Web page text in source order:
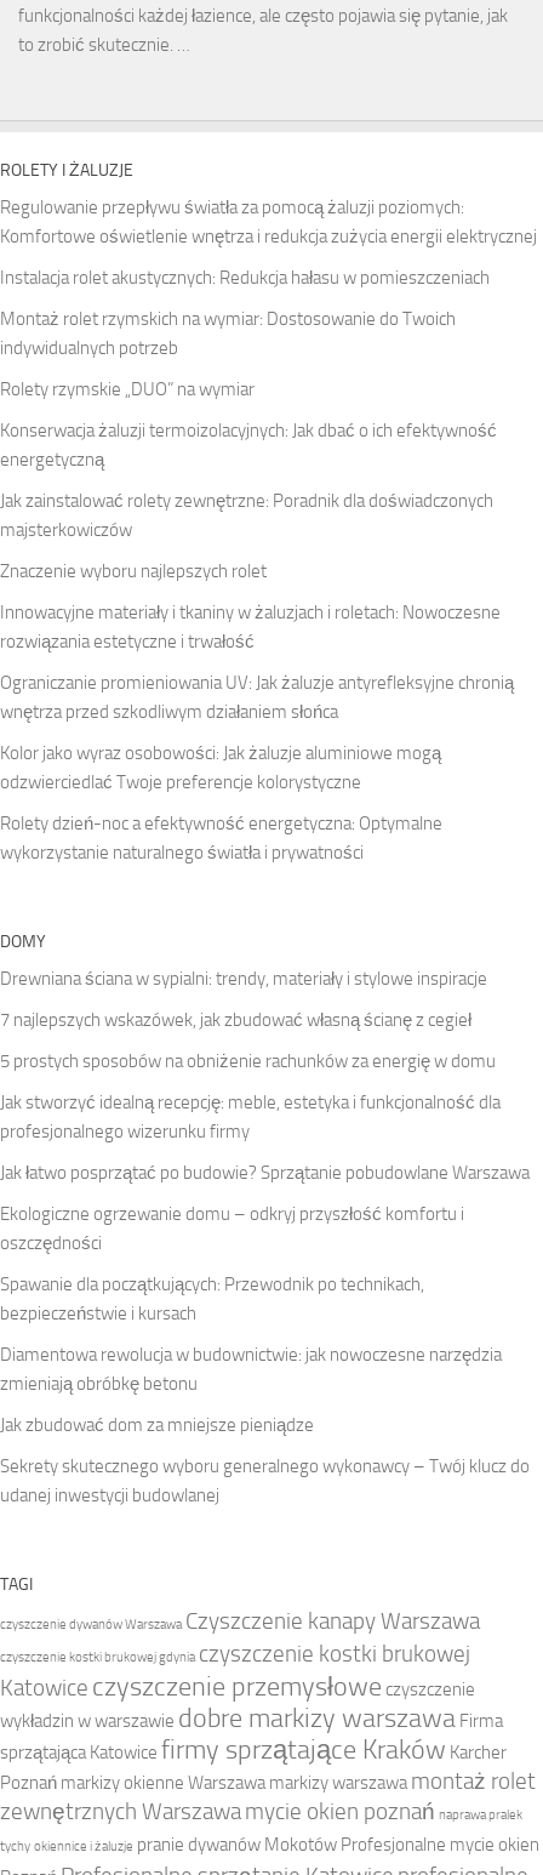
funkcjonalności każdej łazience, ale często pojawia się pytanie, jak
to zrobić skutecznie. …
ROLETY I ŻALUZJE
Regulowanie przepływu światła za pomocą żaluzji poziomych:
Komfortowe oświetlenie wnętrza i redukcja zużycia energii elektrycznej
Instalacja rolet akustycznych: Redukcja hałasu w pomieszczeniach
Montaż rolet rzymskich na wymiar: Dostosowanie do Twoich
indywidualnych potrzeb
Rolety rzymskie „DUO” na wymiar
Konserwacja żaluzji termoizolacyjnych: Jak dbać o ich efektywność
energetyczną
Jak zainstalować rolety zewnętrzne: Poradnik dla doświadczonych
majsterkowiczów
Znaczenie wyboru najlepszych rolet
Innowacyjne materiały i tkaniny w żaluzjach i roletach: Nowoczesne
rozwiązania estetyczne i trwałość
Ograniczanie promieniowania UV: Jak żaluzje antyrefleksyjne chronią
wnętrza przed szkodliwym działaniem słońca
Kolor jako wyraz osobowości: Jak żaluzje aluminiowe mogą
odzwierciedlać Twoje preferencje kolorystyczne
Rolety dzień-noc a efektywność energetyczna: Optymalne
wykorzystanie naturalnego światła i prywatności
DOMY
Drewniana ściana w sypialni: trendy, materiały i stylowe inspiracje
7 najlepszych wskazówek, jak zbudować własną ścianę z cegieł
5 prostych sposobów na obniżenie rachunków za energię w domu
Jak stworzyć idealną recepcję: meble, estetyka i funkcjonalność dla
profesjonalnego wizerunku firmy
Jak łatwo posprzątać po budowie? Sprzątanie pobudowlane Warszawa
Ekologiczne ogrzewanie domu – odkryj przyszłość komfortu i
oszczędności
Spawanie dla początkujących: Przewodnik po technikach,
bezpieczeństwie i kursach
Diamentowa rewolucja w budownictwie: jak nowoczesne narzędzia
zmieniają obróbkę betonu
Jak zbudować dom za mniejsze pieniądze
Sekrety skutecznego wyboru generalnego wykonawcy – Twój klucz do
udanej inwestycji budowlanej
TAGI
czyszczenie dywanów Warszawa Czyszczenie kanapy Warszawa
czyszczenie kostki brukowej gdynia czyszczenie kostki brukowej
Katowice czyszczenie przemysłowe czyszczenie
wykładzin w warszawie dobre markizy warszawa Firma
sprzątająca Katowice firmy sprzątające Kraków Karcher
Poznań markizy okienne Warszawa markizy warszawa montaż rolet
zewnętrznych Warszawamycie okien poznań naprawa pralek
tychy okiennice i żaluzje pranie dywanów Mokotów Profesjonalne mycie okien